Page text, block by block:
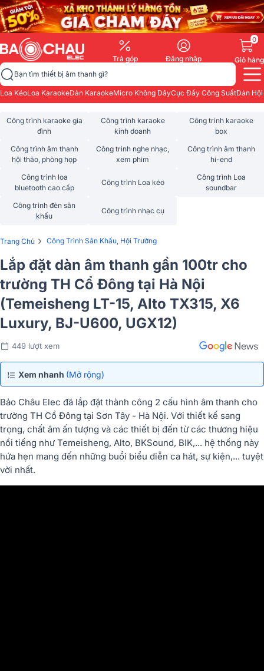
Trả góp Đăng nhập
0
Giỏ hàng
Bạn tìm thiết bị âm thanh gì?
Loa KéoLoa KaraokeDàn KaraokeMicro Không DâyCục Đẩy Công SuấtDàn
Công trình karaoke gia
đình
Công trình karaoke
kinh doanh
Công trình karaoke
box
Công trình âm thanh
hội thảo, phòng họp
Công trình nghe nhạc,
xem phim
Công trình âm thanh
hi-end
Công trình loa
bluetooth cao cấp
Công trình Loa kéo
Công trình Loa
soundbar
Công trình đèn sân
khấu
Công trình nhạc cụ
Trang Chủ › Công Trình Sân Khấu, Hội Trường
Lắp đặt dàn âm thanh gần 100tr cho
trường TH Cổ Đông tại Hà Nội
(Temeisheng LT-15, Alto TX315, X6
Luxury, BJ-U600, UGX12)
449 lượt xem
Xem nhanh (Mở rộng)
Bảo Châu Elec đã lắp đặt thành công 2 cấu hình âm thanh cho
trường TH Cổ Đông tại Sơn Tây - Hà Nội. Với thiết kế sang
trọng, chất âm ấn tượng và các thiết bị đến từ các thương hiệu
nổi tiếng như Temeisheng, Alto, BKSound, BIK,... hệ thống này
hứa hẹn mang đến những buổi biểu diễn ca hát, sự kiện,... tuyệt
vời nhất.